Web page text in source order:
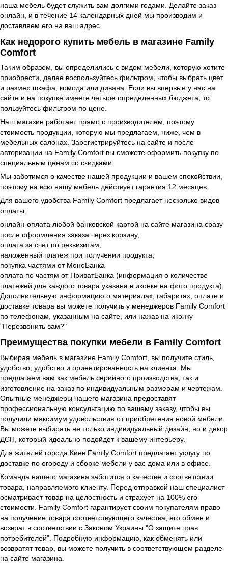
наша мебель будет служить вам долгими годами. Делайте заказ
онлайн, и в течение 14 календарных дней мы производим и
доставляем его на ваш адрес.
Как недорого купить мебель в магазине Family
Comfort
Таким образом, вы определились с видом мебели, которую хотите
приобрести, далее воспользуйтесь фильтром, чтобы выбрать цвет
и размер шкафа, комода или дивана. Если вы впервые у нас на
сайте и на покупке имеете четыре определенных бюджета, то
пользуйтесь фильтром по цене.
Наш магазин работает прямо с производителем, поэтому
стоимость продукции, которую мы предлагаем, ниже, чем в
мебельных салонах. Зарегистрируйтесь на сайте и после
авторизации на Family Comfort вы сможете оформить покупку по
специальным ценам со скидками.
Мы заботимся о качестве нашей продукции и вашем спокойствии,
поэтому на всю нашу мебель действует гарантия 12 месяцев.
Для вашего удобства Family Comfort предлагает несколько видов
оплаты:
онлайн-оплата любой банковской картой на сайте магазина сразу
после оформления заказа через корзину;
оплата за счет по реквизитам;
наложенный платеж при получении продукта;
покупка частями от МоноБанка
оплата по частям от ПриватБанка (информация о количестве
платежей для каждого товара указана в иконке на фото продукта).
Дополнительную информацию о материалах, габаритах, оплате и
доставке товара вы можете получить у менеджеров Family Comfort
по телефонам, указанным на сайте, или нажав на иконку
"Перезвонить вам?"
Преимущества покупки мебели в Family Comfort
Выбирая мебель в магазине Family Comfort, вы получите стиль,
удобство, удобство и ориентированность на клиента. Мы
предлагаем вам как мебель серийного производства, так и
изготовление на заказ по индивидуальным размерам и чертежам.
Опытные менеджеры нашего магазина предоставят
профессиональную консультацию по вашему заказу, чтобы вы
получили максимум удовольствия от приобретения новой мебели.
Вы можете выбирать не только индивидуальный дизайн, но и декор
ДСП, который идеально подойдет к вашему интерьеру.
Для жителей города Киев Family Comfort предлагает услугу по
доставке по огороду и сборке мебели у вас дома или в офисе.
Команда нашего магазина заботится о качестве и соответствии
товара, направляемого клиенту. Перед отправкой наш специалист
осматривает товар на целостность и страхует на 100% его
стоимости. Family Comfort гарантирует своим покупателям право
на получение товара соответствующего качества, его обмен и
возврат в соответствии с Законом Украины "О защите прав
потребителей". Подробную информацию, как обменять или
возвратят товар, вы можете получить в соответствующем разделе
на сайте магазина.